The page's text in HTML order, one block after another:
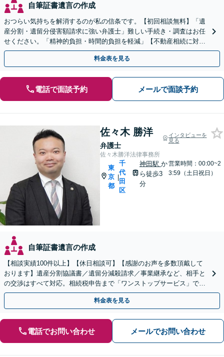
自筆証書遺言の作成
おつらい気持ちを解消するのが私の信条です。【初回相談無料】「遺
産分割・遺留分侵害額請求に強い弁護士」難しい手続き・調査はお任
せください。「精神的負担・時間的負担を軽減」【不動産相続に対
応】【夜間・休日面談可】【出張相談OK】【淡路町駅1分】
料金表を見る
電話で面談予約 メールで面談予約
佐々木 勝洋
弁護士
インタビューを
見る
佐々木勝洋法律事務所
東
京
都
|
千
代
田
区
神田駅 か
ら徒歩3
分
営業時間：00:00~2
3:59（土日祝日）
自筆証書遺言の作成
【相談実績100件以上】【休日相談可】【感謝のお声を多数頂戴して
おります】遺産分割協議書／遺留分減殺請求／事業継承など、相手と
の交渉はすべて対応。相続税申告まで「ワンストップサービス」で提
供。今後の紛争リスクも視野に入れて、ご相談ください。
料金表を見る
電話でお問い合わせ メールでお問い合わせ